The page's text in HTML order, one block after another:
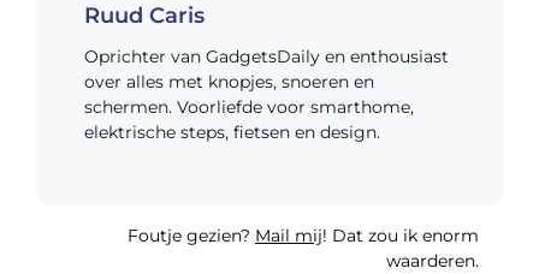
Ruud Caris
Oprichter van GadgetsDaily en enthousiast
over alles met knopjes, snoeren en
schermen. Voorliefde voor smarthome,
elektrische steps, fietsen en design.
Foutje gezien? Mail mij! Dat zou ik enorm
waarderen.